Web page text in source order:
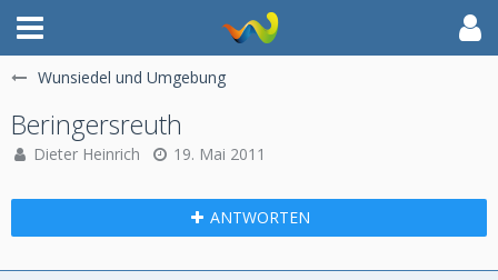
Wunsiedel und Umgebung
Beringersreuth
Dieter Heinrich 19. Mai 2011
ANTWORTEN